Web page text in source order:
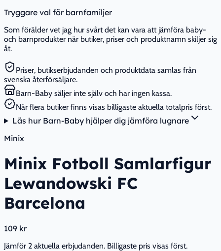
Tryggare val för barnfamiljer
Som förälder vet jag hur svårt det kan vara att jämföra baby-
och barnprodukter när butiker, priser och produktnamn skiljer sig
åt.
Priser, butikserbjudanden och produktdata samlas från
svenska återförsäljare.
Barn-Baby säljer inte själv och har ingen kassa.
När flera butiker finns visas billigaste aktuella totalpris först.
Läs hur Barn-Baby hjälper dig jämföra lugnare
Minix
Minix Fotboll Samlarfigur
Lewandowski FC
Barcelona
109 kr
Jämför 2 aktuella erbjudanden. Billigaste pris visas först.